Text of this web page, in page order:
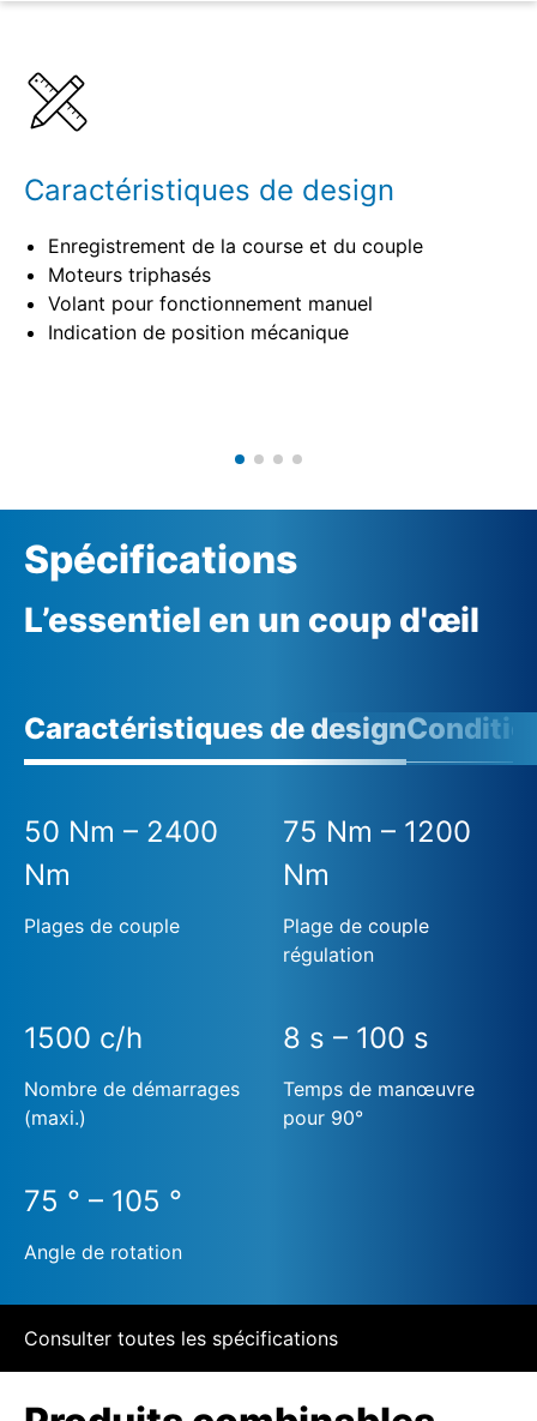
Produits combinables
Produits similaires
Caractéristiques de design
Enregistrement de la course et du couple
Moteurs triphasés
Volant pour fonctionnement manuel
Indication de position mécanique
Spécifications
L’essentiel en un coup d'œil
Caractéristiques de design
50 Nm – 2400
Nm
Plages de couple
75 Nm – 1200
Nm
Plage de couple
régulation
1500 c/h
Nombre de démarrages
(maxi.)
8 s – 100 s
Temps de manœuvre
pour 90°
75 ° – 105 °
Angle de rotation
Consulter toutes les spécifications